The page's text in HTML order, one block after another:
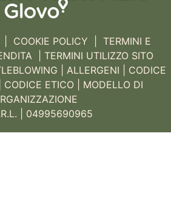
COOKIE POLICY
TERMINI E
|
TERMINI UTILIZZO SITO
ALLERGENI |
CODICE
CODICE ETICO
MODELLO DI
| 04995690965